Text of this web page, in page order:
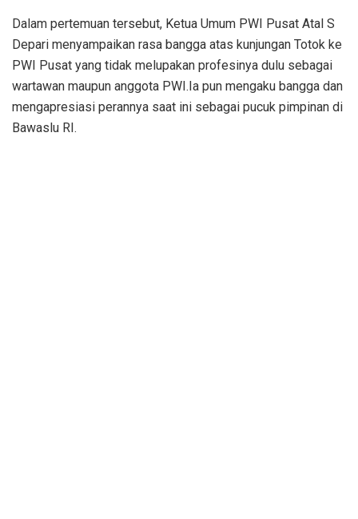
Dalam pertemuan tersebut, Ketua Umum PWI Pusat Atal S
Depari menyampaikan rasa bangga atas kunjungan Totok ke
PWI Pusat yang tidak melupakan profesinya dulu sebagai
wartawan maupun anggota PWI.Ia pun mengaku bangga dan
mengapresiasi perannya saat ini sebagai pucuk pimpinan di
Bawaslu RI.